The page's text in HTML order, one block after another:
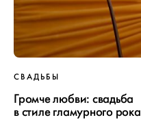
СВАДЬБЫ
Громче любви: свадьба
в стиле гламурного рока